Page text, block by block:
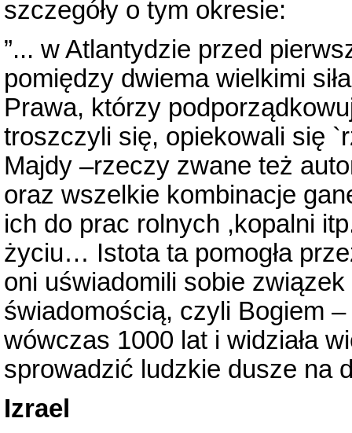
szczegóły o tym okresie:
”... w Atlantydzie przed
pomiędzy dwiema wielkimi
Prawa, którzy
troszczyli się, opiekowali się
Majdy –rzeczy zwane też
oraz wszelkie kombinacje
ich do prac rolnych ,kopalni
życiu… Istota ta pomogła
oni uświadomili sobie
świadomością, czyli Bogiem –
wówczas 1000 lat i widziała
sprowadzić ludzkie dusze na
Izrael